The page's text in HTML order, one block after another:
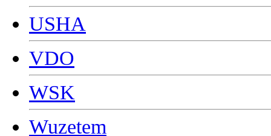
USHA
VDO
WSK
Wuzetem